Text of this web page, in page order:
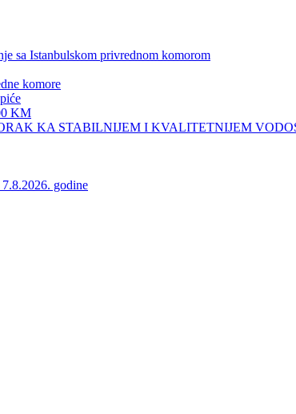
sa Istanbulskom privrednom komorom
komore
KM
KA STABILNIJEM I KVALITETNIJEM
godine